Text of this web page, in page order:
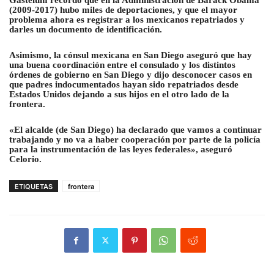
(2009-2017) hubo miles de deportaciones, y que el mayor
problema ahora es registrar a los mexicanos repatriados y
darles un documento de identificación.
Asimismo, la cónsul mexicana en San Diego aseguró que hay
una buena coordinación entre el consulado y los distintos
órdenes de gobierno en San Diego y dijo desconocer casos en
que padres indocumentados hayan sido repatriados desde
Estados Unidos dejando a sus hijos en el otro lado de la
frontera.
«El alcalde (de San Diego) ha declarado que vamos a continuar
trabajando y no va a haber cooperación por parte de la policía
para la instrumentación de las leyes federales», aseguró
Celorio.
ETIQUETAS frontera